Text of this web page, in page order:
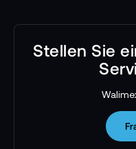
Stellen Sie